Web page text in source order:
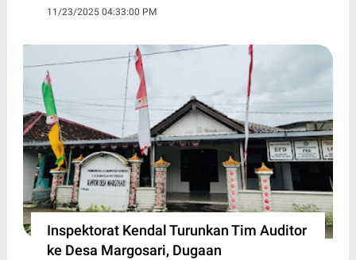
11/23/2025 04:33:00 PM
Inspektorat Kendal Turunkan Tim Auditor
ke Desa Margosari, Dugaan